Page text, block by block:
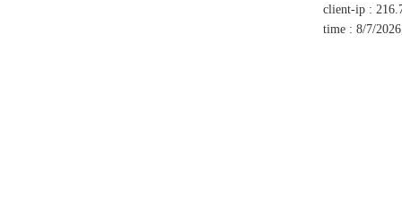
client-ip :
time : 8/7/